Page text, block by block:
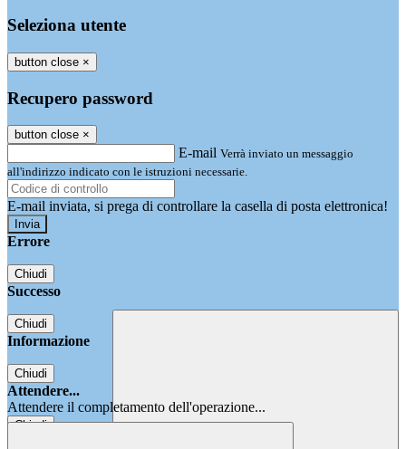
Seleziona utente
button close ×
Recupero password
button close ×
E-mail Verrà inviato un messaggio
all'indirizzo indicato con le istruzioni necessarie.
E-mail inviata, si prega di controllare la casella di posta elettronica!
Errore
Chiudi
Successo
Chiudi
Informazione
Chiudi
Attendere...
Attendere il completamento dell'operazione...
Chiudi